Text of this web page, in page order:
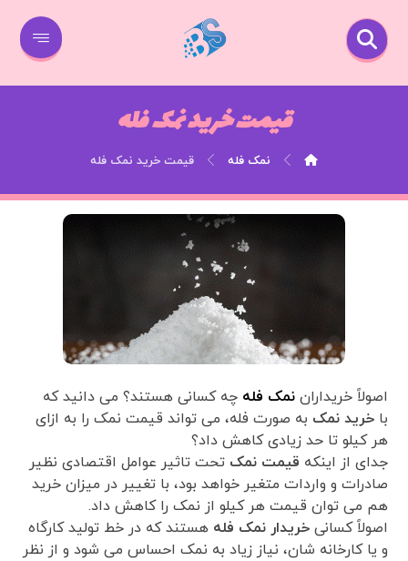
قیمت خرید نمک فله
نمک فله قیمت خرید نمک فله
اصولاً خریداراننمک فله چه کسانی هستند؟ می دانید که
باخرید نمک به صورت فله، می تواند قیمت نمک را به ازای
هر کیلو تا حد زیادی کاهش داد؟
جدای از اینکه قیمت نمک تحت تاثیر عوامل اقتصادی نظیر
صادرات و واردات متغیر خواهد بود، با تغییر در میزان خرید
هم می توان قیمت هر کیلو از نمک را کاهش داد.
اصولاً کسانیخریدار نمک فله هستند که در خط تولید کارگاه
و یا کارخانه شان، نیاز زیاد به نمک احساس می شود و از نظر